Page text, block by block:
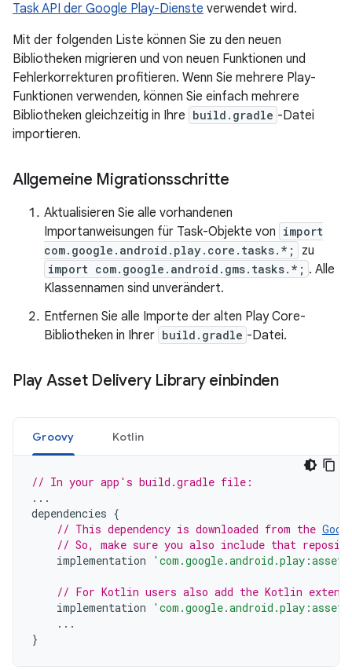
Task API der Google Play-Dienste verwendet wird.
Mit der folgenden Liste können Sie zu den neuen
Bibliotheken migrieren und von neuen Funktionen und
Fehlerkorrekturen profitieren. Wenn Sie mehrere Play-
Funktionen verwenden, können Sie einfach mehrere
Bibliotheken gleichzeitig in Ihre build.gradle -Datei
importieren.
Allgemeine Migrationsschritte
Aktualisieren Sie alle vorhandenen
Importanweisungen für Task-Objekte von import
com.google.android.play.core.tasks.*;
zu
import com.google.android.gms.tasks.*; . Alle
Klassennamen sind unverändert.
Entfernen Sie alle Importe der alten Play Core-
Bibliotheken in Ihrer build.gradle -Datei.
Play Asset Delivery Library einbinden
Groovy Kotlin
// In your app's build.gradle file:
...
dependencies {
// This dependency is downloaded from the
// So, make sure you also include that
implementation
// For Kotlin users also add the Kotlin
implementation
...
}